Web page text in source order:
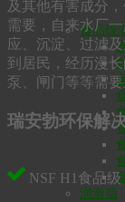
食品级
润滑脂
及其他有害成分
需要，自来水厂
应、沉淀、过滤
到居民，经历漫
泵、闸门等等需
瑞安勃环保解
NSF H1食品级